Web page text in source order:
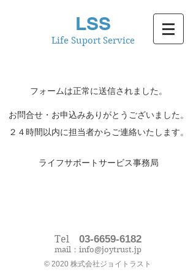
LSS
Life Suport Service
フォームは正常に送信されました。
お問合せ・お申込みありがとうございました。
２４時間以内に担当者からご連絡いたします。
​ライフサポートサービス事務局
© 2020 株式会社ジョイトラスト
Tel 03-6659-6182
mail： info@joytrust.jp